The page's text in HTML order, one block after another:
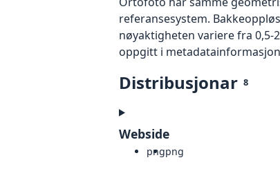
referansesystem.
nøyaktigheten variere fra
oppgitt i
Distribusjonar 8
Webside
pngpng